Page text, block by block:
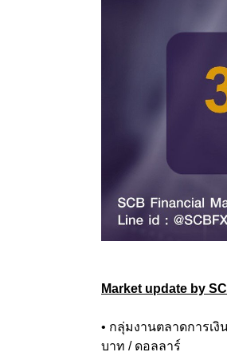
Market update by
• กลุ่มงานตลาดการเ
บาท / ดอลลาร์